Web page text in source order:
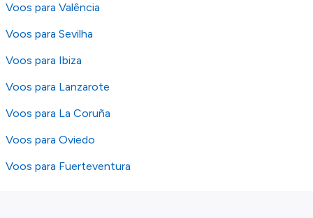
Voos para Valência
Voos para Sevilha
Voos para Ibiza
Voos para Lanzarote
Voos para La Coruña
Voos para Oviedo
Voos para Fuerteventura